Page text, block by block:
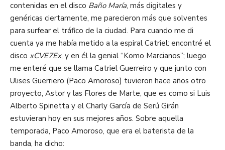
contenidas en el disco Baño María, más digitales y
genéricas ciertamente, me parecieron más que solventes
para surfear el tráfico de la ciudad. Para cuando me di
cuenta ya me había metido a la espiral Catriel: encontré el
disco xCVE7Ex, y en él la genial “Komo Marcianos”; luego
me enteré que se llama Catriel Guerreiro y que junto con
Ulises Guerriero (Paco Amoroso) tuvieron hace años otro
proyecto, Astor y las Flores de Marte, que es como si Luis
Alberto Spinetta y el Charly García de Serú Girán
estuvieran hoy en sus mejores años. Sobre aquella
temporada, Paco Amoroso, que era el baterista de la
banda, ha dicho: